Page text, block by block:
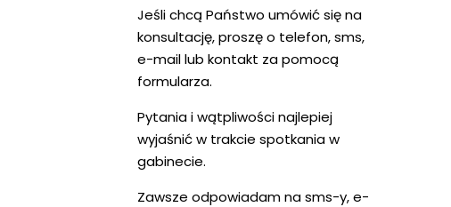
Jeśli chcą Państwo umówić się na
konsultację, proszę o telefon, sms,
e-mail lub kontakt za pomocą
formularza.
Pytania i wątpliwości najlepiej
wyjaśnić w trakcie spotkania w
gabinecie.
Zawsze odpowiadam na sms-y, e-